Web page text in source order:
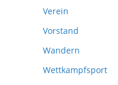
Verein
Vorstand
Wandern
Wettkampfsport